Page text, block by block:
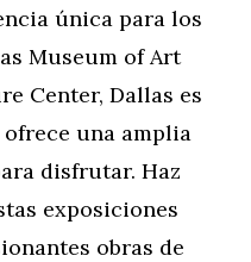
única para los
Museum of Art
Center, Dallas es
una amplia
disfrutar. Haz
exposiciones
obras de